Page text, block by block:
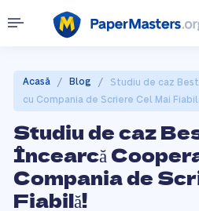
Acasă / Blog /
Studiu de caz
cu Compania de Scriere Cel Mai
Studiu de caz
Încearcă
Compania de
Fiabilă!